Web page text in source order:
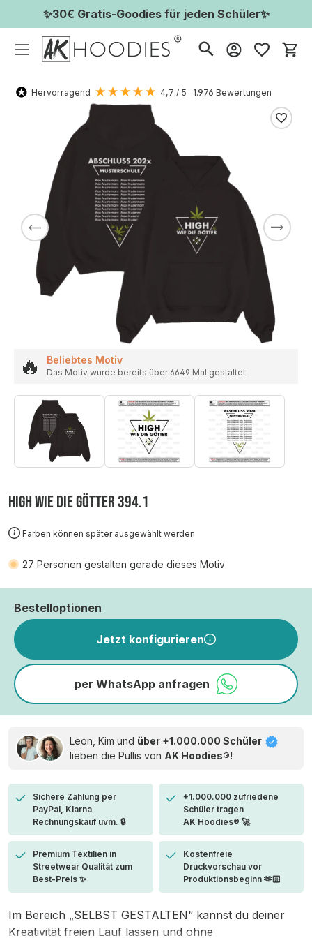
✨30€ Gratis-Goodies für jeden Schüler✨
Hervorragend 4,7 / 5 1.976 Bewertungen
🔥 Beliebtes Motiv
Das Motiv wurde bereits über 6649 Mal gestaltet
HIGH WIE DIE GÖTTER 394.1
Farben können später ausgewählt werden
27 Personen gestalten gerade dieses Motiv
Bestelloptionen
Jetzt konfigurieren
per WhatsApp anfragen
Leon, Kim und über +1.000.000 Schüler
lieben die Pullis von AK Hoodies®!
Sichere Zahlung per
PayPal, Klarna
Rechnungskauf uvm. 🔒
+1.000.000 zufriedene
Schüler tragen
AK Hoodies® 🚀
Premium Textilien in
Streetwear Qualität zum
Best-Preis ✨
Kostenfreie
Druckvorschau vor
Produktionsbeginn 🫶🏻
Im Bereich „SELBST GESTALTEN“ kannst du deiner
Kreativität freien Lauf lassen und ohne